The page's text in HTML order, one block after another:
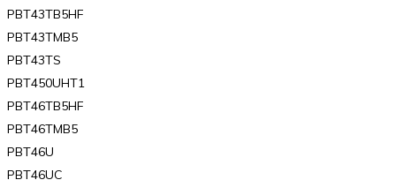
PBT43TB5HF
PBT43TMB5
PBT43TS
PBT450UHT1
PBT46TB5HF
PBT46TMB5
PBT46U
PBT46UC